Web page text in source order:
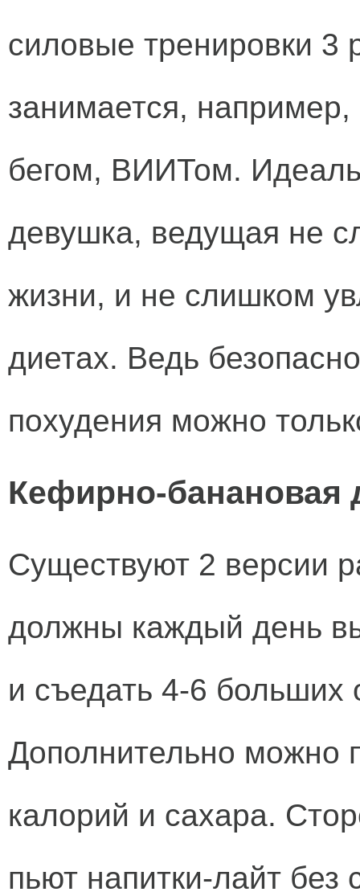
силовые тренировки 3
занимается, например,
бегом, ВИИТом.
девушка, ведущая не
жизни, и не слишком
диетах. Ведь
похудения можно
Кефирно-банановая
Существуют 2 версии
должны каждый день
и съедать 4-6
Дополнительно можно
калорий и сахара.
пьют напитки-лайт без